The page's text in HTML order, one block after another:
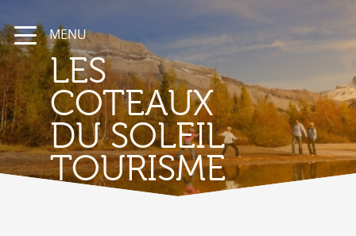
MENU
LES
COTEAUX
DU SOLEIL
TOURISME